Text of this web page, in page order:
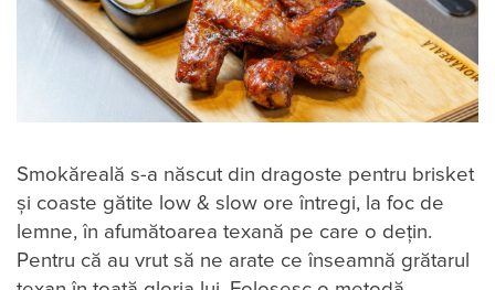
Smokăreală s-a născut din dragoste pentru brisket
și coaste gătite low & slow ore întregi, la foc de
lemne, în afumătoarea texană pe care o dețin.
Pentru că au vrut să ne arate ce înseamnă grătarul